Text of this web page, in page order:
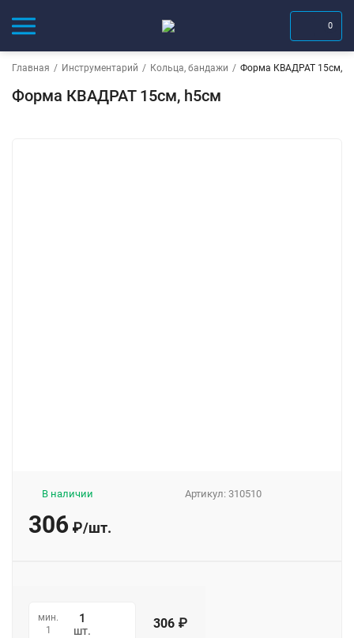
0
Главная / Инструментарий / Кольца, бандажи / Форма КВАДРАТ 15см,
Форма КВАДРАТ 15см, h5см
Артикул: 310510
В наличии
306 ₽/шт.
мин.
1
шт. 306 ₽